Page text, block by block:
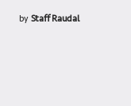
byStaff Raudal